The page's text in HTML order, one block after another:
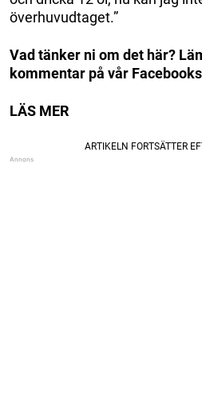
överhuvudtaget.”
Vad tänker ni om det här?
kommentar på vår
LÄS MER